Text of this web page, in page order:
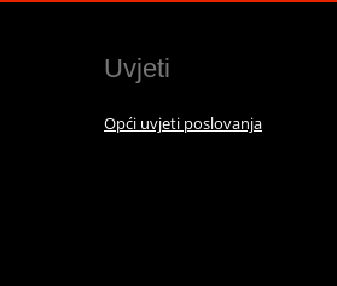
Uvjeti
Opći uvjeti poslovanja